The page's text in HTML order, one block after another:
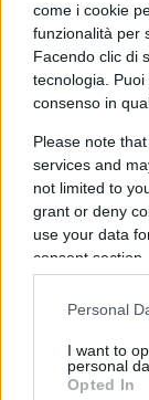
come i cookie
funzionalità per
Facendo clic di
tecnologia.
consenso in
Please note
services and
not limited to
grant or deny
use your data
consent section.
Personal
I want to
personal
Opted In
Approvo come
perché con
completamente
atleta. Forse ci
Rispondi
Phantom
22 Agosto
Se invece si
kojoni non
farmaco ma al